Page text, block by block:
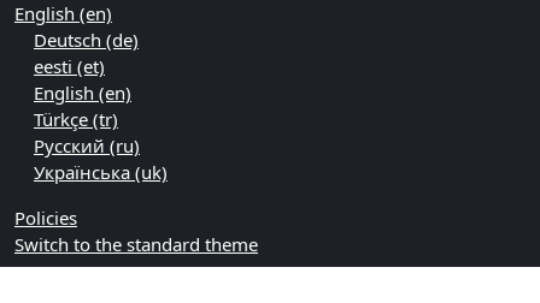
English ‎(en)‎
Deutsch ‎(de)‎
eesti ‎(et)‎
English ‎(en)‎
Türkçe ‎(tr)‎
Русский ‎(ru)‎
Українська ‎(uk)‎
Policies
Switch to the standard theme